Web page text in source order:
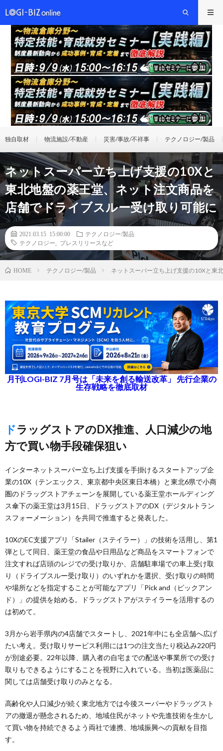
独自取材 物流施設/不動産 災害/事故/不祥事 テクノロジー/製品
ネットスーパー立ち上げ支援の10Xと
東北地盤の薬王堂、ネット注文商品を
店舗でドライブスルー受け取り可能に
2021.03.15 15:00:00
テクノロジー/製品
テクノロジー
プレスリリースなど
HOME テクノロジー/製品 ネットスーパー立ち上げ支援の10Xと東
月刊LOGI-BIZ 7月号は「未来を創る輸送改革」 先行企業の
生存戦略を徹底取材
ドラッグストアのDX推進、人口減少の地
方で買い物手段確保狙い
インターネットスーパー立ち上げ支援を手掛けるスタートアップ企
業の10X（テンエックス、東京都中央区東日本橋）と東北6県で小商
圏のドラッグストアチェーンを展開している薬王堂ホールディング
ス傘下の薬王堂は3月15日、ドラッグストアのDX（デジタルトラン
スフォーメーション）を共同で推進すると発表した。
10XのEC支援アプリ「Stailer（ステイラー）」の技術を活用し、第1
弾として同日、薬王堂の食品や日用品など商品をスマートフォンで
注文すれば店頭のレジでの受け取りか、店舗駐車場での車上受け取
り（ドライブスルー受け取り）のいずれかを選択、受け取りの時間
や場所などを指定することが可能なアプリ「Pick and（ピックアン
ド）」の提供を始める。ドラッグストアがステイラーを活用するの
は初めて。
3月から岩手県内の4店舗でスタートし、2021年中にも全店舗へ広げ
たい考え。受け取りサービス利用には1つの注文当たり税込み220円
が別途必要。22年以降、購入者の自宅までの配送や事業所での受け
取りもできるようにすることを視野に入れている。当初は医薬品に
関しては店舗受け取りのみとなる。
高齢化や人口減少が続く東北地方では今後スーパーやドラッグスト
アの撤退が懸念されるため、地域住民がネットや先進技術を生かし
て買い物を持続できるよう両社で連携、地域振興への貢献を目指
す。